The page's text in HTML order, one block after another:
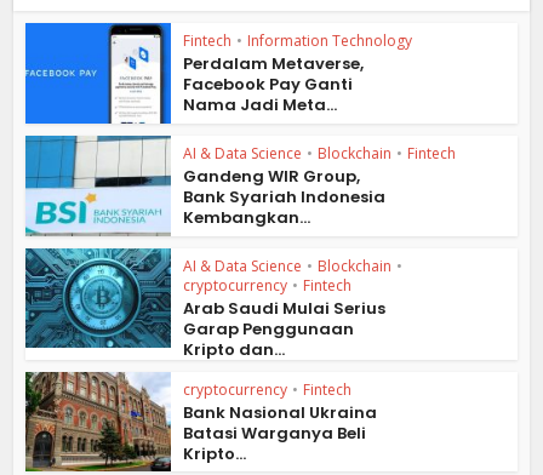
Fintech • Information Technology
Perdalam Metaverse,
Facebook Pay Ganti
Nama Jadi Meta...
AI & Data Science • Blockchain • Fintech
Gandeng WIR Group,
Bank Syariah Indonesia
Kembangkan...
AI & Data Science • Blockchain •
cryptocurrency • Fintech
Arab Saudi Mulai Serius
Garap Penggunaan
Kripto dan...
cryptocurrency • Fintech
Bank Nasional Ukraina
Batasi Warganya Beli
Kripto...